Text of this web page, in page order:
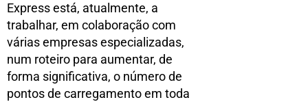
Express está, atualmente, a
trabalhar, em colaboração com
várias empresas especializadas,
num roteiro para aumentar, de
forma significativa, o número de
pontos de carregamento em toda